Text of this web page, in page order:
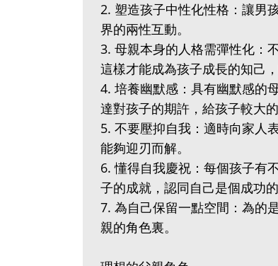
2. 塑造孩子中性化性格：讓男
界的兩性互動。
3. 母親本身的人格需彈性化：
這樣才能成為孩子成長的知己
4. 培養幽默感：具有幽默感的
達對孩子的期許，給孩子較大的
5. 不要壓抑自我：適時向家人
能夠迎刃而解。
6. 懂得自我慶祝：每個孩子有
子的成就，認同自己是個成功
7. 為自己保留一點空間：為的
親的角色裏。